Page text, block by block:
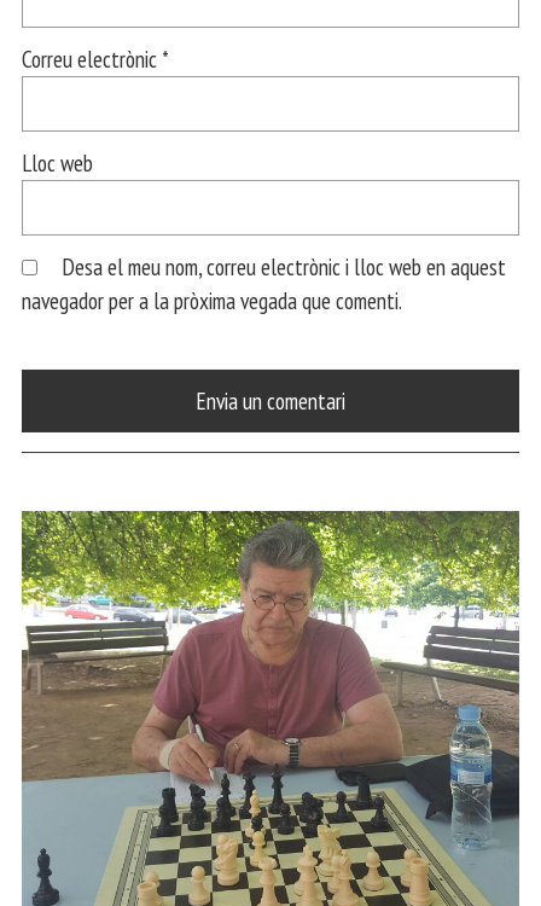
Correu electrònic *
Lloc web
Desa el meu nom, correu electrònic i lloc web en aquest
navegador per a la pròxima vegada que comenti.